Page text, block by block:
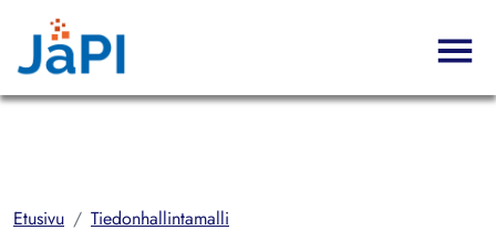
Hyppää pääsisältöön
Etusivu Tiedonhallintamalli